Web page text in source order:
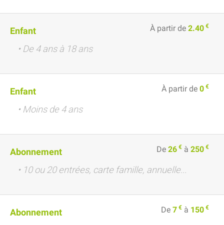
Enfant À partir de 2.40 €
• De 4 ans à 18 ans
Enfant À partir de 0 €
• Moins de 4 ans
Abonnement De 26 € à 250 €
• 10 ou 20 entrées, carte famille, annuelle...
Abonnement De 7 € à 150 €